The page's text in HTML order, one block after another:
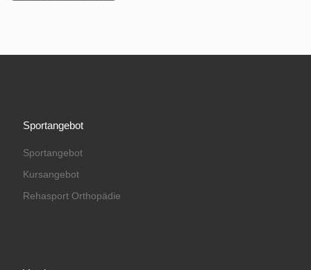
Sportangebot
Sportangebot
Kursangebot
Rehasport Orthopädie